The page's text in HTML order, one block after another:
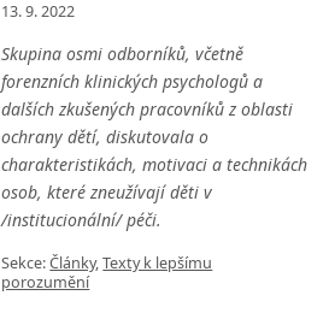
13. 9. 2022
Skupina osmi odborníků, včetně
forenzních klinických psychologů a
dalších zkušených pracovníků z oblasti
ochrany dětí, diskutovala o
charakteristikách, motivaci a technikách
osob, které zneužívají děti v
/institucionální/ péči.
Sekce:Články,Texty k lepšímu
porozumění